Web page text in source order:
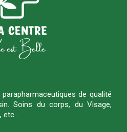
de qualité
Soins du corps, du Visage,
etc…